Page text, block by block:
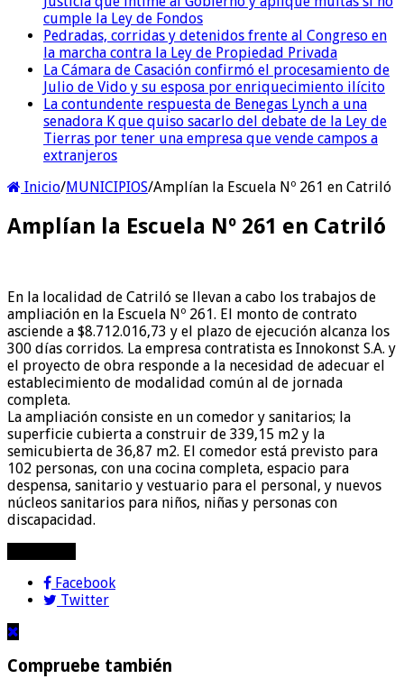
cumple la Ley de Fondos
Pedradas, corridas y detenidos frente al Congreso en
la marcha contra la Ley de Propiedad Privada
La Cámara de Casación confirmó el procesamiento de
Julio de Vido y su esposa por enriquecimiento ilícito
La contundente respuesta de Benegas Lynch a una
senadora K que quiso sacarlo del debate de la Ley de
Tierras por tener una empresa que vende campos a
extranjeros
Inicio/MUNICIPIOS/Amplían la Escuela Nº 261 en Catriló
Amplían la Escuela Nº 261 en Catriló
En la localidad de Catriló se llevan a cabo los trabajos de
ampliación en la Escuela Nº 261. El monto de contrato
asciende a $8.712.016,73 y el plazo de ejecución alcanza los
300 días corridos. La empresa contratista es Innokonst S.A. y
el proyecto de obra responde a la necesidad de adecuar el
establecimiento de modalidad común al de jornada
completa.
La ampliación consiste en un comedor y sanitarios; la
superficie cubierta a construir de 339,15 m2 y la
semicubierta de 36,87 m2. El comedor está previsto para
102 personas, con una cocina completa, espacio para
despensa, sanitario y vestuario para el personal, y nuevos
núcleos sanitarios para niños, niñas y personas con
discapacidad.
Facebook
Twitter
Compruebe también